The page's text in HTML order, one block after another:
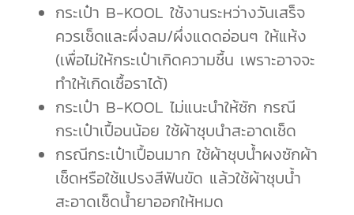
กระเป๋า B-KOOL ใช้งานระหว่างวันเสร็จ
ควรเช็ดและผึ่งลม/ผึ่งแดดอ่อนๆ ให้แห้ง
(เพื่อไม่ให้กระเป๋าเกิดความชื้น เพราะอาจจะ
ทำให้เกิดเชื้อราได้)
กระเป๋า B-KOOL ไม่แนะนำให้ซัก กรณี
กระเป๋าเปื้อนน้อย ใช้ผ้าชุบนำสะอาดเช็ด
กรณีกระเป๋าเปื้อนมาก ใช้ผ้าชุบน้ำผงซักผ้า
เช็ดหรือใช้แปรงสีฟันขัด แล้วใช้ผ้าชุบน้ำ
สะอาดเช็ดน้ำยาออกให้หมด